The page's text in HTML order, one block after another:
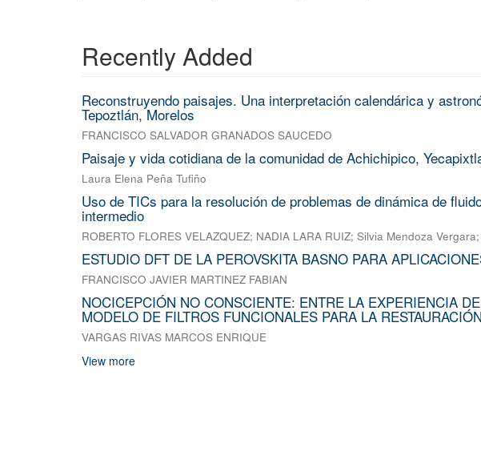
Recently Added
Reconstruyendo paisajes. Una interpretación calendárica y
Tepoztlán, Morelos
FRANCISCO SALVADOR GRANADOS SAUCEDO
Paisaje y vida cotidiana de la comunidad de Achichipico,
Laura Elena Peña Tufiño
Uso de TICs para la resolución de problemas de dinámica de
intermedio
ROBERTO FLORES VELAZQUEZ; NADIA LARA RUIZ; Silvia Mendoza Vergara;
ESTUDIO DFT DE LA PEROVSKITA BASNO PARA
FRANCISCO JAVIER MARTINEZ FABIAN
NOCICEPCIÓN NO CONSCIENTE: ENTRE LA EXPERIENCIA
MODELO DE FILTROS FUNCIONALES PARA LA
VARGAS RIVAS MARCOS ENRIQUE
View more